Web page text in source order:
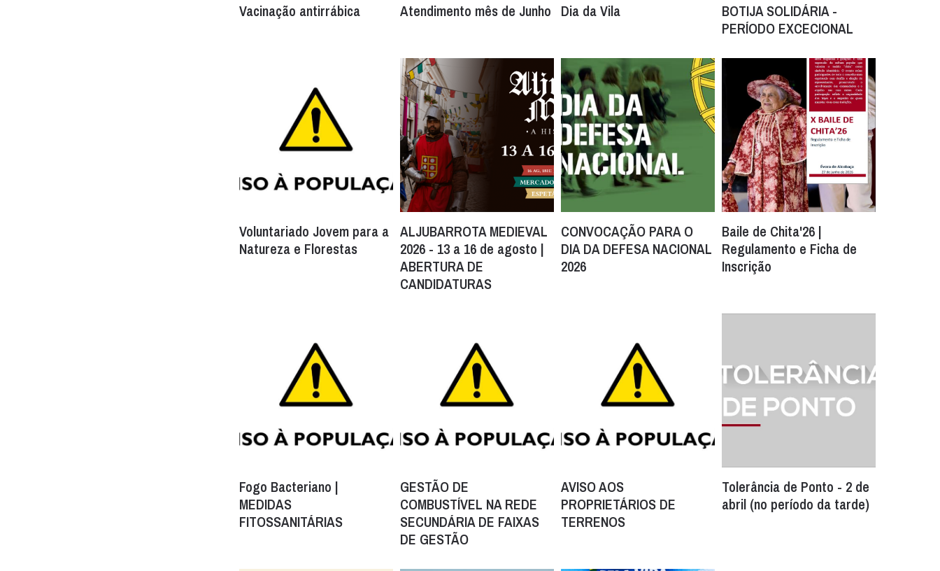
Vacinação antirrábica Atendimento mês de Junho Dia da Vila
BOTIJA SOLIDÁRIA -
PERÍODO EXCECIONAL
Voluntariado Jovem para a
Natureza e Florestas
ALJUBARROTA MEDIEVAL
2026 - 13 a 16 de agosto |
ABERTURA DE
CANDIDATURAS
CONVOCAÇÃO PARA O
DIA DA DEFESA NACIONAL
2026
Baile de Chita'26 |
Regulamento e Ficha de
Inscrição
Fogo Bacteriano |
MEDIDAS
FITOSSANITÁRIAS
GESTÃO DE
COMBUSTÍVEL NA REDE
SECUNDÁRIA DE FAIXAS
DE GESTÃO
AVISO AOS
PROPRIETÁRIOS DE
TERRENOS
Tolerância de Ponto - 2 de
abril (no período da tarde)